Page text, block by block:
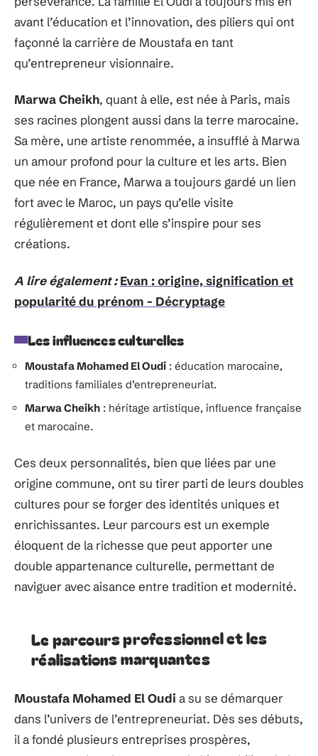
avant l’éducation et l’innovation, des piliers qui ont
façonné la carrière de Moustafa en tant
qu’entrepreneur visionnaire.
Marwa Cheikh, quant à elle, est née à Paris, mais
ses racines plongent aussi dans la terre marocaine.
Sa mère, une artiste renommée, a insufflé à Marwa
un amour profond pour la culture et les arts. Bien
que née en France, Marwa a toujours gardé un lien
fort avec le Maroc, un pays qu’elle visite
régulièrement et dont elle s’inspire pour ses
créations.
A lire également : Evan : origine, signification et
popularité du prénom - Décryptage
Les influences culturelles
Moustafa Mohamed El Oudi : éducation marocaine,
traditions familiales d’entrepreneuriat.
Marwa Cheikh : héritage artistique, influence française
et marocaine.
Ces deux personnalités, bien que liées par une
origine commune, ont su tirer parti de leurs doubles
cultures pour se forger des identités uniques et
enrichissantes. Leur parcours est un exemple
éloquent de la richesse que peut apporter une
double appartenance culturelle, permettant de
naviguer avec aisance entre tradition et modernité.
Le parcours professionnel et les
réalisations marquantes
Moustafa Mohamed El Oudi a su se démarquer
dans l’univers de l’entrepreneuriat. Dès ses débuts,
il a fondé plusieurs entreprises prospères,